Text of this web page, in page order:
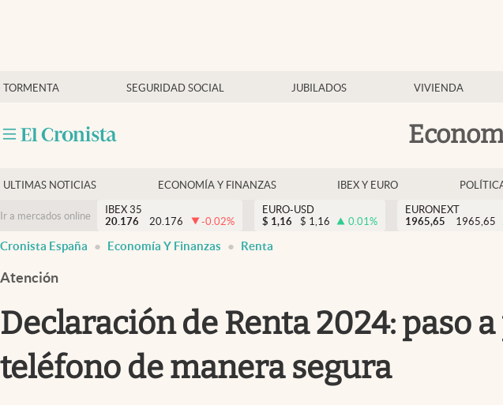
TORMENTA SEGURIDAD SOCIAL JUBILADOS VIVIENDA
Economía y finanzas
Criptomonedas
ULTIMAS NOTICIAS ECONOMÍA Y FINANZAS IBEX Y EURO
Ir a mercados online
IBEX 35
20.176
20.176 -0.02%
EURO-USD
$ 1,16 $ 1,16 0.01%
EURONEXT
1965,65
1965,65
Cronista España Economía Y Finanzas Renta
Atención
Declaración de Renta 2024: paso
teléfono de manera segura